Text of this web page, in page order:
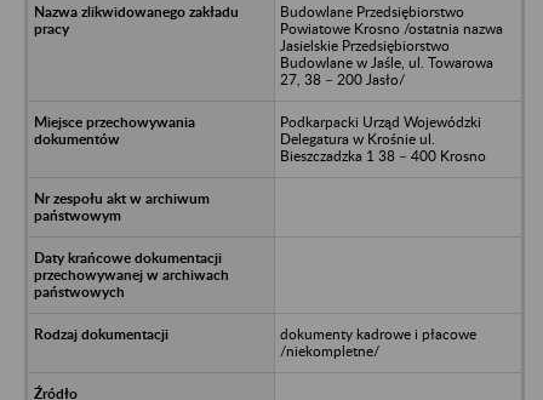
Budowlane Przedsiębiorstwo
Powiatowe Krosno /ostatnia nazwa
Jasielskie Przedsiębiorstwo
Budowlane w Jaśle, ul. Towarowa
27, 38 – 200 Jasło/
Podkarpacki Urząd Wojewódzki
Delegatura w Krośnie ul.
Bieszczadzka 1 38 – 400 Krosno
dokumenty kadrowe i płacowe
/niekompletne/